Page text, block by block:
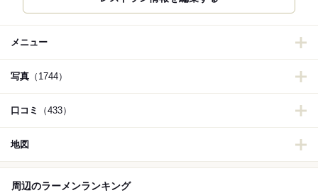
メニュー
写真 （1744）
口コミ （433）
地図
周辺のラーメンランキング